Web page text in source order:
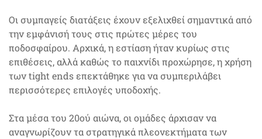
Οι συμπαγείς διατάξεις έχουν εξελιχθεί σημαντικά από
την εμφάνισή τους στις πρώτες μέρες του
ποδοσφαίρου. Αρχικά, η εστίαση ήταν κυρίως στις
επιθέσεις, αλλά καθώς το παιχνίδι προχώρησε, η χρήση
των tight ends επεκτάθηκε για να συμπεριλάβει
περισσότερες επιλογές υποδοχής.
Στα μέσα του 20ού αιώνα, οι ομάδες άρχισαν να
αναγνωρίζουν τα στρατηγικά πλεονεκτήματα των